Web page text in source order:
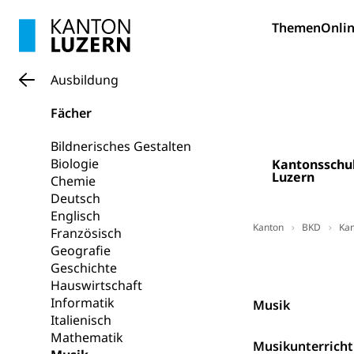
Themen
Luzern
Ausbildung
Fächer
Bildnerisches Gestalten
Biologie
Chemie
Deutsch
Englisch
Französisch
Geografie
Geschichte
Hauswirtschaft
Informatik
Italienisch
Mathematik
Kanton BKD
Musik
Musikunterricht
Kindergarten,
Erschöpfung,
sichere
Trinkwasser
Prävention